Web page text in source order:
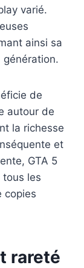
varié.
ainsi sa
génération.
de
autour de
la richesse
et
GTA 5
tous les
copies
rareté